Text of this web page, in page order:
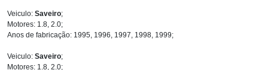
Veiculo: Saveiro;
Motores: 1.8, 2.0;
Anos de fabricação: 1995, 1996, 1997, 1998, 1999;
Veiculo: Saveiro;
Motores: 1.8, 2.0;